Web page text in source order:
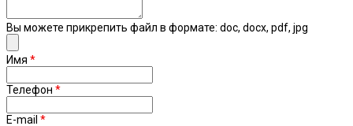
Вы можете прикрепить файл в формате: doc, docx, pdf, jpg
Имя *
Телефон *
E-mail *